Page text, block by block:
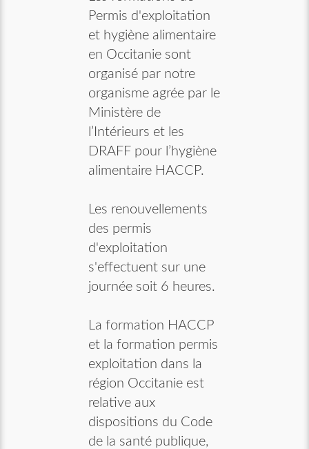
Permis d'exploitation
et hygiène alimentaire
en Occitanie sont
organisé par notre
organisme agrée par le
Ministère de
l’Intérieurs et les
DRAFF pour l’hygiène
alimentaire HACCP.
Les renouvellements
des permis
d'exploitation
s'effectuent sur une
journée soit 6 heures.
La formation HACCP
et la formation permis
exploitation dans la
région Occitanie est
relative aux
dispositions du Code
de la santé publique,